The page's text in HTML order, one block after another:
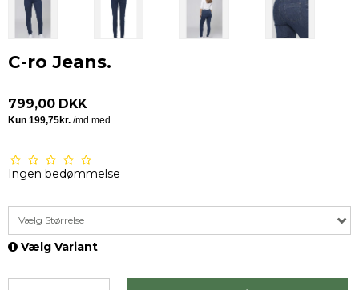
C-ro Jeans.
799,00 DKK
Ingen bedømmelse
Vælg Størrelse
Vælg Variant